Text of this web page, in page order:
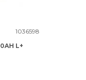
1036598
L+